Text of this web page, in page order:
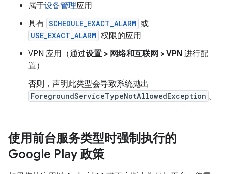
属于设备管理应用
具有 SCHEDULE_EXACT_ALARM 或
USE_EXACT_ALARM 权限的应用
VPN 应用（通过设置 > 网络和互联网 > VPN 进行配
置）
否则，声明此类型会导致系统抛出
ForegroundServiceTypeNotAllowedException 。
使用前台服务类型时强制执行的
Google Play 政策